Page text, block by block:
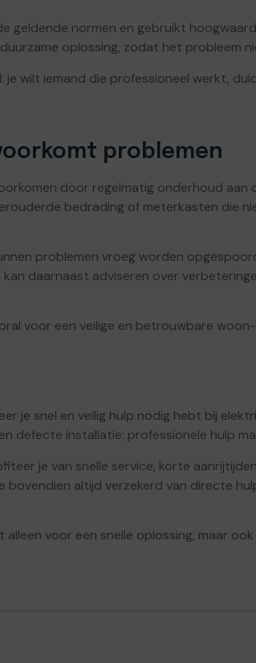
geldende normen en gebruikt
oplossing, zodat het probleem
wilt iemand die professioneel werkt,
problemen
door regelmatig onderhoud aan
bedrading of meterkasten die
problemen vroeg worden
daarnaast adviseren over
voor een veilige en betrouwbare
je snel en veilig hulp nodig hebt bij
defecte installatie: professionele hulp
je van snelle service, korte
bovendien altijd verzekerd van directe
voor een snelle oplossing, maar